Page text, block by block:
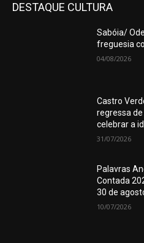
DESTAQUE CULTURA
Sabóia/
freguesia
04/08/2026
Castro
regressa
celebrar a
31/07/2026
Palavras
Contada
30 de
10/07/2026